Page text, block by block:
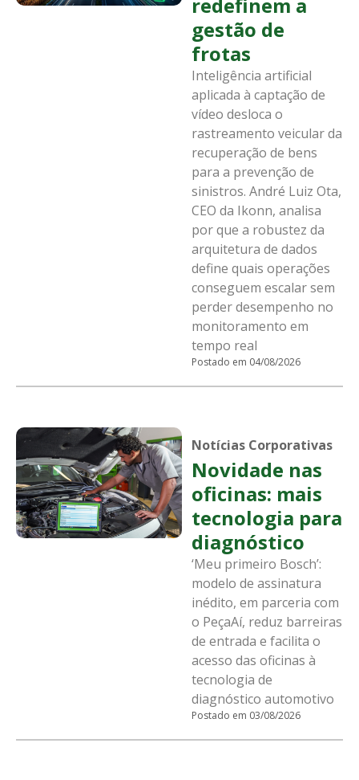
gestão de
frotas
Inteligência artificial
aplicada à captação de
vídeo desloca o
rastreamento veicular da
recuperação de bens
para a prevenção de
sinistros. André Luiz Ota,
CEO da Ikonn, analisa
por que a robustez da
arquitetura de dados
define quais operações
conseguem escalar sem
perder desempenho no
monitoramento em
tempo real
Postado em 04/08/2026
Notícias Corporativas
Novidade nas
oficinas: mais
tecnologia para
diagnóstico
‘Meu primeiro Bosch’:
modelo de assinatura
inédito, em parceria com
o PeçaAí, reduz barreiras
de entrada e facilita o
acesso das oficinas à
tecnologia de
diagnóstico automotivo
Postado em 03/08/2026